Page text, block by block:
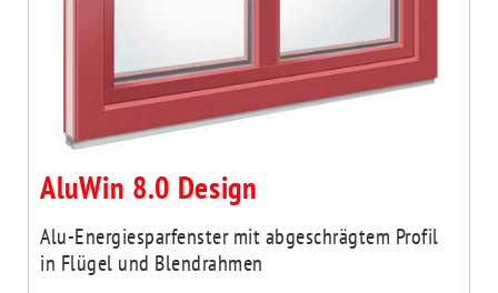
AluWin 8.0 Design
Alu-Energiesparfenster mit abgeschrägtem Profil
in Flügel und Blendrahmen